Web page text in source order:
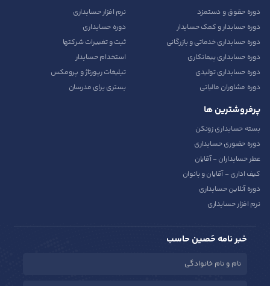
دوره حقوق و دستمزد
دوره حسابدار و کمک حسابدار
دوره حسابداری خدماتی و بازرگانی
دوره حسابداری پیمانکاری
دوره حسابداری تولیدی
دوره مشاوران مالیاتی
نرم افزار حسابداری
دوره حسابداری
ثبت و تغییرات شرکتها
استخدام حسابدار
تبلیغات رپورتاژ و پرومکس
بستری برای مدرسان
پرفروشترین ها
بسته حسابداری زونکن
دوره حضوری حسابداری
عطر حسابداران - آقایان
کیف اداری - آقایان و بانوان
دوره آنلاین حسابداری
نرم افزار حسابداری
خبر نامه حَصین حاسب